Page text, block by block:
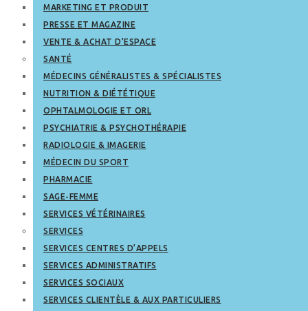
MARKETING ET PRODUIT
PRESSE ET MAGAZINE
VENTE & ACHAT D’ESPACE
SANTÉ
MÉDECINS GÉNÉRALISTES & SPÉCIALISTES
NUTRITION & DIÉTÉTIQUE
OPHTALMOLOGIE ET ORL
PSYCHIATRIE & PSYCHOTHÉRAPIE
RADIOLOGIE & IMAGERIE
MÉDECIN DU SPORT
PHARMACIE
SAGE-FEMME
SERVICES VÉTÉRINAIRES
SERVICES
SERVICES CENTRES D’APPELS
SERVICES ADMINISTRATIFS
SERVICES SOCIAUX
SERVICES CLIENTÈLE & AUX PARTICULIERS